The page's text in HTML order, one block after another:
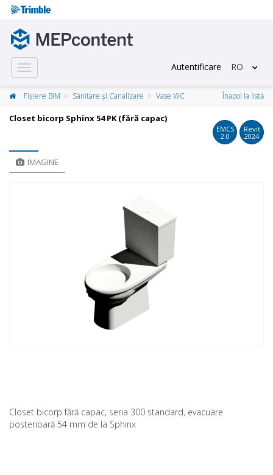
Toggle
navigation
Autentificare RO
Fișiere BIM Sanitare și Canalizare Vase WC Înapoi la listă
Closet bicorp Sphinx 54 PK (fără capac)
EMCS
2.0
Revit
2024
IMAGINE
Closet bicorp fără capac, seria 300 standard, evacuare
posterioară 54 mm de la Sphinx